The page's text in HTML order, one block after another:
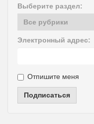
Выберите раздел:
Электронный адрес:
Отпишите меня
Подписаться